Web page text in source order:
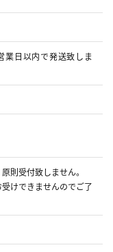
業日以内で発送致しま
則受付致しません。
けできませんのでご了